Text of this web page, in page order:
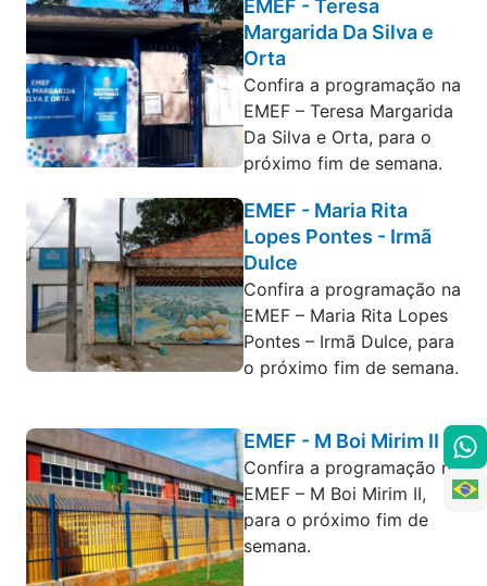
EMEF - Teresa
Margarida Da Silva e
Orta
Confira a programação na
EMEF – Teresa Margarida
Da Silva e Orta, para o
próximo fim de semana.
EMEF - Maria Rita
Lopes Pontes - Irmã
Dulce
Confira a programação na
EMEF – Maria Rita Lopes
Pontes – Irmã Dulce, para
o próximo fim de semana.
EMEF - M Boi Mirim II
Confira a programação na
EMEF – M Boi Mirim II,
para o próximo fim de
semana.